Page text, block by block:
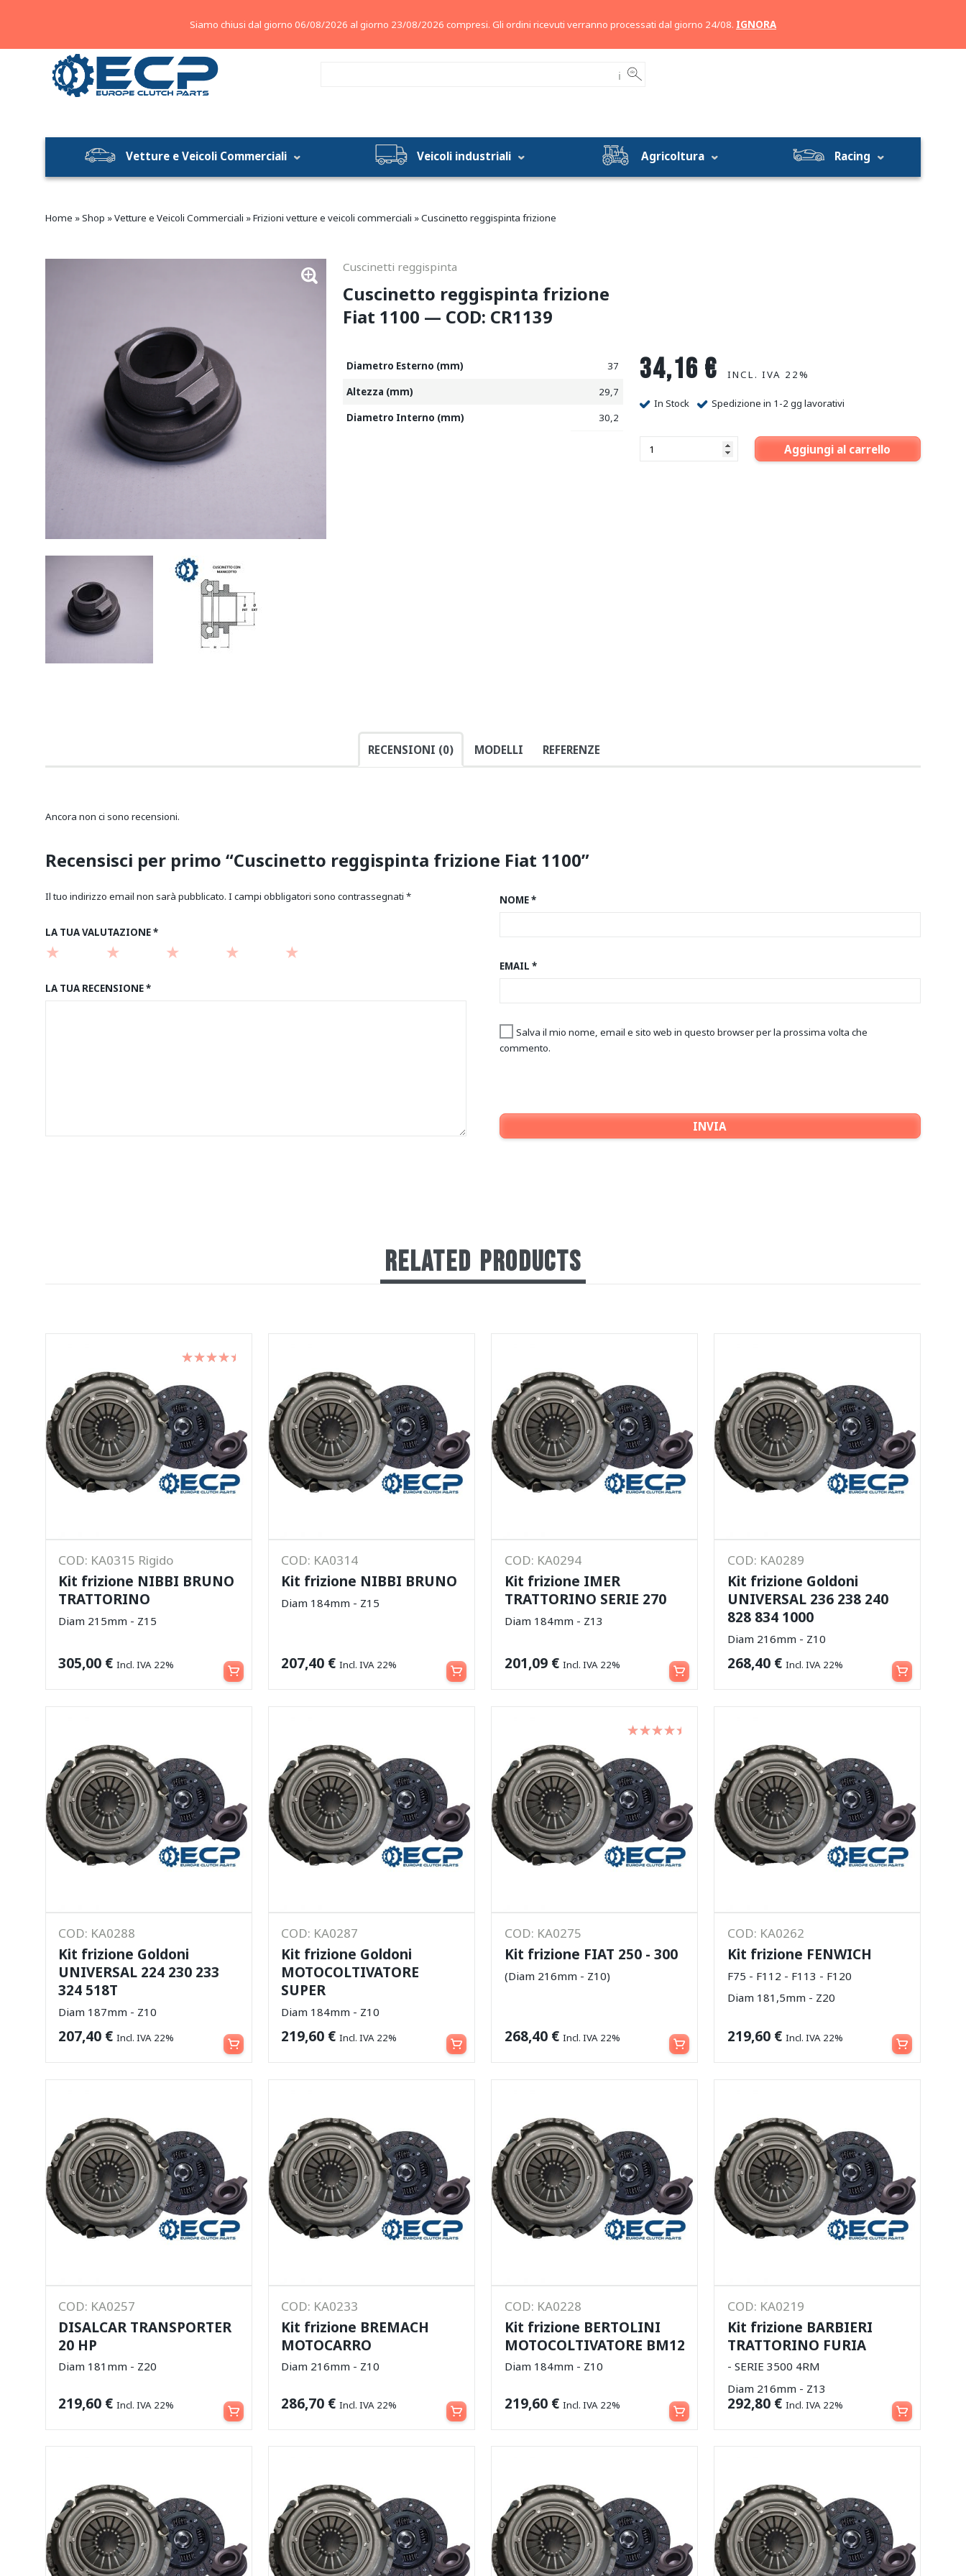
ℹ
Vetture e Veicoli Commerciali Veicoli industriali Agricoltura Racing
Home »Shop »Vetture e Veicoli Commerciali »Frizioni vetture e veicoli commerciali »Cuscinetto reggispinta frizione
Cuscinetti reggispinta
Cuscinetto reggispinta frizione
Fiat 1100 — COD: CR1139
Diametro Esterno (mm)
37
Altezza (mm)
29,7
Diametro Interno (mm)
30,2
34,16 € INCL. IVA 22%
In Stock Spedizione in 1-2 gg lavorativi
Aggiungi al carrello
RECENSIONI (0) MODELLI REFERENZE
Ancora non ci sono recensioni.
Recensisci per primo “Cuscinetto reggispinta frizione Fiat 1100”
Il tuo indirizzo email non sarà pubblicato. I campi obbligatori sono contrassegnati*
LA TUA VALUTAZIONE*
LA TUA RECENSIONE*
NOME*
EMAIL *
Salva il mio nome, email e sito web in questo browser per la prossima volta che
commento.
RELATED PRODUCTS
COD: KA0315 Rigido
Kit frizione NIBBI BRUNO
TRATTORINO
Diam 215mm - Z15
su 5
305,00 € Incl. IVA 22% Aggiungi al carrello
COD: KA0314
Kit frizione NIBBI BRUNO
Diam 184mm - Z15
207,40 € Incl. IVA 22% Aggiungi al carrello
COD: KA0294
Kit frizione IMER
TRATTORINO SERIE 270
Diam 184mm - Z13
201,09 € Incl. IVA 22% Leggi tutto
COD: KA0289
Kit frizione Goldoni
UNIVERSAL 236 238 240
828 834 1000
Diam 216mm - Z10
268,40 € Incl. IVA 22% Aggiungi al carrello
COD: KA0288
Kit frizione Goldoni
UNIVERSAL 224 230 233
324 518T
Diam 187mm - Z10
207,40 € Incl. IVA 22% Aggiungi al carrello
COD: KA0287
Kit frizione Goldoni
MOTOCOLTIVATORE
SUPER
Diam 184mm - Z10
219,60 € Incl. IVA 22% Aggiungi al carrello
COD: KA0275
Kit frizione FIAT 250 - 300
(Diam 216mm - Z10)
su 5
268,40 € Incl. IVA 22% Aggiungi al carrello
COD: KA0262
Kit frizione FENWICH
F75 - F112 - F113 - F120
Diam 181,5mm - Z20
219,60 € Incl. IVA 22% Aggiungi al carrello
COD: KA0257
DISALCAR TRANSPORTER
20 HP
Diam 181mm - Z20
219,60 € Incl. IVA 22% Aggiungi al carrello
COD: KA0233
Kit frizione BREMACH
MOTOCARRO
Diam 216mm - Z10
286,70 € Incl. IVA 22% Aggiungi al carrello
COD: KA0228
Kit frizione BERTOLINI
MOTOCOLTIVATORE BM12
Diam 184mm - Z10
219,60 € Incl. IVA 22% Aggiungi al carrello
COD: KA0219
Kit frizione BARBIERI
TRATTORINO FURIA
- SERIE 3500 4RM
Diam 216mm - Z13
292,80 € Incl. IVA 22% Aggiungi al carrello
Siamo chiusi dal giorno 06/08/2026 al giorno 23/08/2026 compresi. Gli ordini ricevuti verranno processati dal giorno 24/08. IGNORA